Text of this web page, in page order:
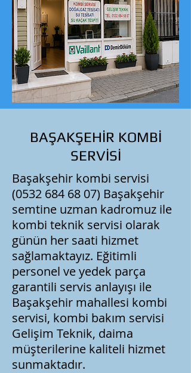
BAŞAKŞEHİR KOMBİ
SERVİSİ
Başakşehir kombi servisi
(0532 684 68 07) Başakşehir
semtine uzman kadromuz ile
kombi teknik servisi olarak
günün her saati hizmet
sağlamaktayız. Eğitimli
personel ve yedek parça
garantili servis anlayışı ile
Başakşehir mahallesi kombi
servisi, kombi bakım servisi
Gelişim Teknik, daima
müşterilerine kaliteli hizmet
sunmaktadır.